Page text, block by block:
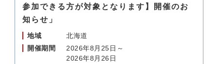
参加できる方が対象となります】開催のお
知らせ」
地域
北海道
開催期間
2026年8月25日～
2026年8月26日